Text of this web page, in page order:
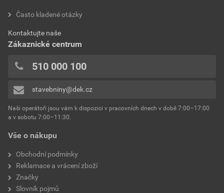
Vše o nákupu
Obchodní podmínky
Reklamace a vrácení zboží
Značky
Slovník pojmů
Často kladené otázky
Kontaktujte naše
Zákaznické centrum
510 000 100
stavebniny@dek.cz
Naši operátoři jsou vám k dispozici v pracovních dnech v době 7:00–17:00
a v sobotu 7:00–11:30.